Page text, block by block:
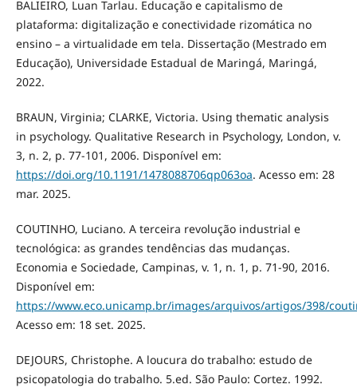
BALIEIRO, Luan Tarlau. Educação e capitalismo de
plataforma: digitalização e conectividade rizomática no
ensino – a virtualidade em tela. Dissertação (Mestrado em
Educação), Universidade Estadual de Maringá, Maringá,
2022.
BRAUN, Virginia; CLARKE, Victoria. Using thematic analysis
in psychology. Qualitative Research in Psychology, London, v.
3, n. 2, p. 77-101, 2006. Disponível em:
https://doi.org/10.1191/1478088706qp063oa. Acesso em: 28
mar. 2025.
COUTINHO, Luciano. A terceira revolução industrial e
tecnológica: as grandes tendências das mudanças.
Economia e Sociedade, Campinas, v. 1, n. 1, p. 71-90, 2016.
Disponível em:
https://www.eco.unicamp.br/images/arquivos/artigos/398/
Acesso em: 18 set. 2025.
DEJOURS, Christophe. A loucura do trabalho: estudo de
psicopatologia do trabalho. 5.ed. São Paulo: Cortez. 1992.